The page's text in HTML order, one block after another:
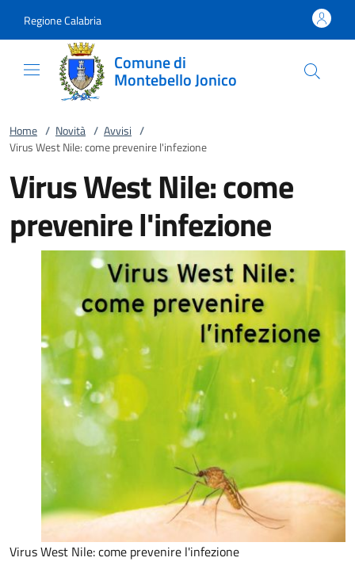
Regione Calabria
Comune di
Montebello Jonico
Home / Novità / Avvisi /
Virus West Nile: come prevenire l'infezione
Virus West Nile: come
prevenire l'infezione
Virus West Nile: come prevenire l'infezione